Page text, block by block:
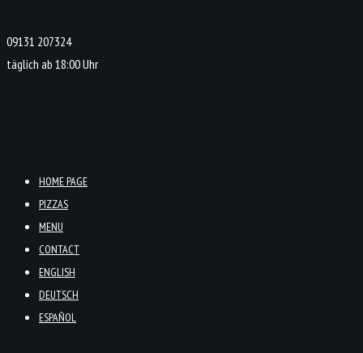
09131 207324
täglich ab 18:00 Uhr
HOME PAGE
PIZZAS
MENU
CONTACT
ENGLISH
DEUTSCH
ESPAÑOL